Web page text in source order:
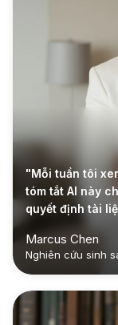
"Mỗi tuần tôi
tóm tắt AI này
quyết định tài
Marcus Chen
Nghiên cứu sinh